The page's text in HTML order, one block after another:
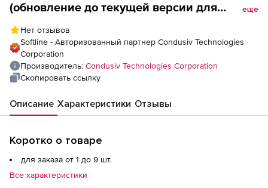
(обновление до текущей версии для
Professional. Количество лицензий
еще
Нет отзывов
Softline - Авторизованный партнер Condusiv Technologies
Corporation
Производитель: Condusiv Technologies Corporation
Скопировать ссылку
Описание Характеристики Отзывы
Коротко о товаре
для заказа от 1 до 9 шт.
Все характеристики